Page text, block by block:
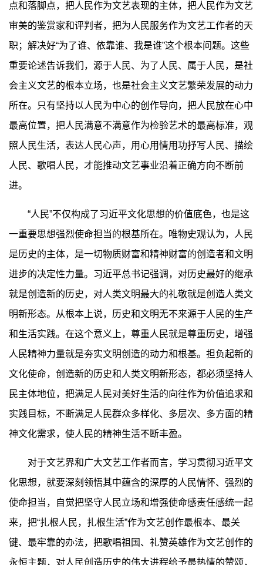
点和落脚点，把人民作为文艺表现的主体，把人民作为文艺
审美的鉴赏家和评判者，把为人民服务作为文艺工作者的天
职；解决好“为了谁、依靠谁、我是谁”这个根本问题。这些
重要论述告诉我们，源于人民、为了人民、属于人民，是社
会主义文艺的根本立场，也是社会主义文艺繁荣发展的动力
所在。只有坚持以人民为中心的创作导向，把人民放在心中
最高位置，把人民满意不满意作为检验艺术的最高标准，观
照人民生活，表达人民心声，用心用情用功抒写人民、描绘
人民、歌唱人民，才能推动文艺事业沿着正确方向不断前
进。
“人民”不仅构成了习近平文化思想的价值底色，也是这
一重要思想强烈使命担当的根基所在。唯物史观认为，人民
是历史的主体，是一切物质财富和精神财富的创造者和文明
进步的决定性力量。习近平总书记强调，对历史最好的继承
就是创造新的历史，对人类文明最大的礼敬就是创造人类文
明新形态。从根本上说，历史和文明无不来源于人民的生产
和生活实践。在这个意义上，尊重人民就是尊重历史，增强
人民精神力量就是夯实文明创造的动力和根基。担负起新的
文化使命，创造新的历史和人类文明新形态，都必须坚持人
民主体地位，把满足人民对美好生活的向往作为价值追求和
实践目标，不断满足人民群众多样化、多层次、多方面的精
神文化需求，使人民的精神生活不断丰盈。
对于文艺界和广大文艺工作者而言，学习贯彻习近平文
化思想，就要深刻领悟其中蕴含的深厚的人民情怀、强烈的
使命担当，自觉把坚守人民立场和增强使命感责任感统一起
来，把“扎根人民，扎根生活”作为文艺创作最根本、最关
键、最牢靠的办法，把歌唱祖国、礼赞英雄作为文艺创作的
永恒主题，对人民创造历史的伟大进程给予最热情的赞颂，